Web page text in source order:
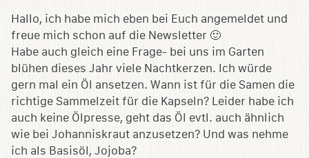
Hallo, ich habe mich eben bei Euch angemeldet und
freue mich schon auf die Newsletter 🙂
Habe auch gleich eine Frage- bei uns im Garten
blühen dieses Jahr viele Nachtkerzen. Ich würde
gern mal ein Öl ansetzen. Wann ist für die Samen die
richtige Sammelzeit für die Kapseln? Leider habe ich
auch keine Ölpresse, geht das Öl evtl. auch ähnlich
wie bei Johanniskraut anzusetzen? Und was nehme
ich als Basisöl, Jojoba?